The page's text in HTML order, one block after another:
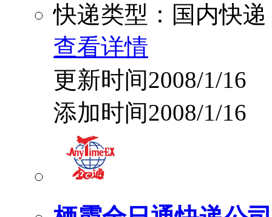
快递类型：国内快递
查看详情
更新时间2008/1/16
添加时间2008/1/16